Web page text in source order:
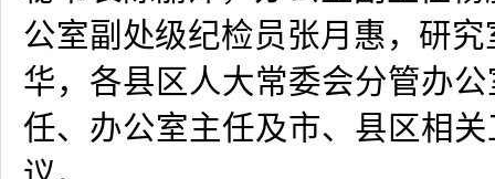
公室副处级纪检员张月惠，研
华， 各县区人大常委会分管办
任、办公室主任及市、县区相